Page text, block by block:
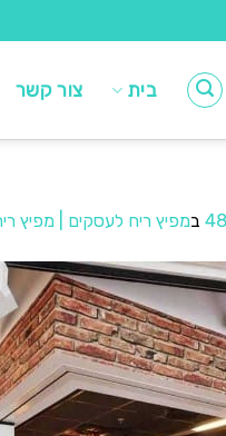
בית צור קשר
במפיץ ריח לעסקים | מפיץ